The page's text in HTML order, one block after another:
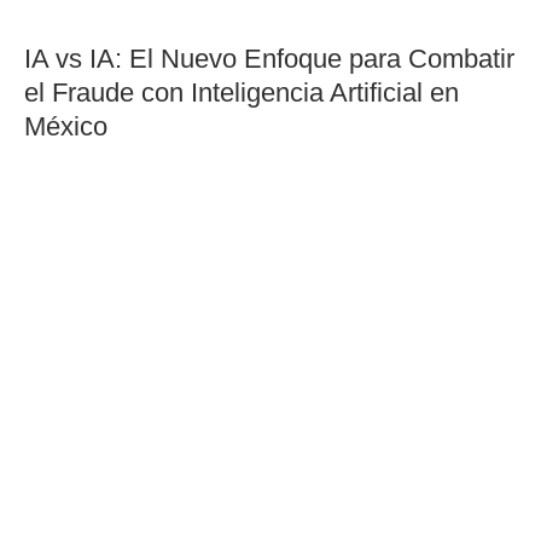
IA vs IA: El Nuevo Enfoque para Combatir
el Fraude con Inteligencia Artificial en
México